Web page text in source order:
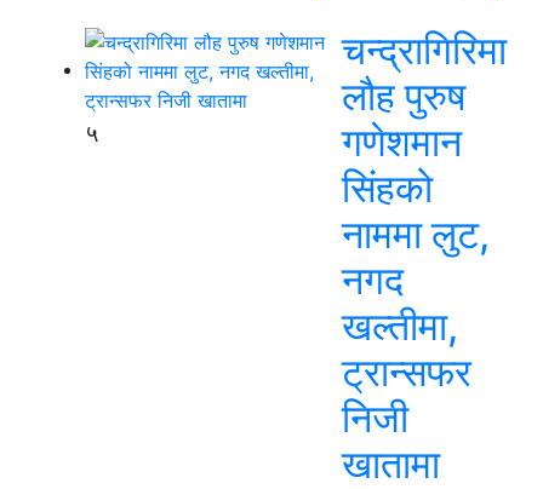
५
चन्द्रागिरिमा
लौह पुरुष
गणेशमान
सिंहको
नाममा लुट,
नगद
खल्तीमा,
ट्रान्सफर
निजी
खातामा